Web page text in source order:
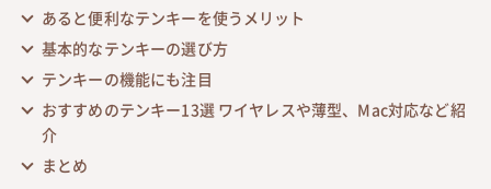
あると便利なテンキーを使うメリット
基本的なテンキーの選び方
テンキーの機能にも注目
おすすめのテンキー13選 ワイヤレスや薄型、Mac対応など紹
介
まとめ